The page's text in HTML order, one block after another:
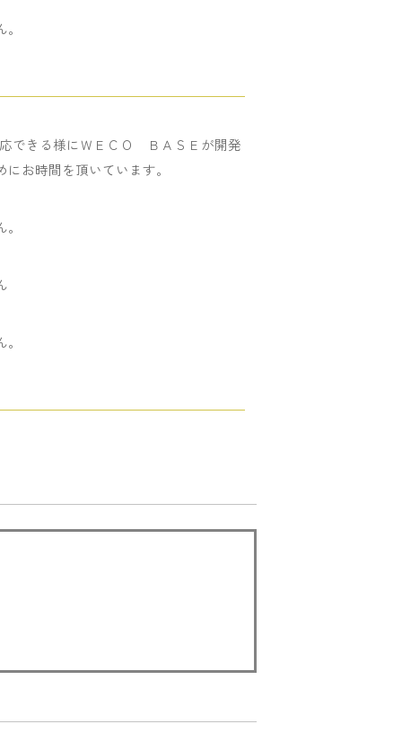
できる様にＷＥＣＯ ＢＡＳＥが開発
お時間を頂いています。